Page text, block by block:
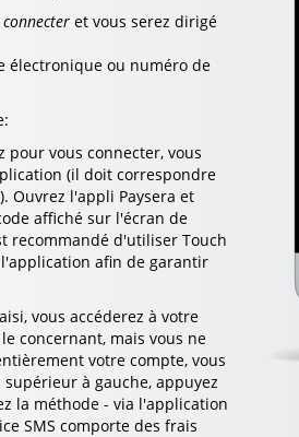
connecter et vous serez dirigé
électronique ou numéro de
vous connecter, vous
(il doit correspondre
Ouvrez l'appli Paysera et
affiché sur l'écran de
recommandé d'utiliser Touch
afin de garantir
vous accéderez à votre
concernant, mais vous ne
votre compte, vous
à gauche, appuyez
la méthode - via l'application
SMS comporte des frais